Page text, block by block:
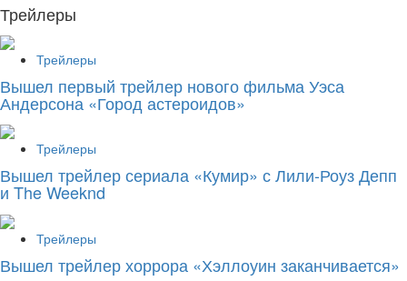
Трейлеры
Трейлеры
Вышел первый трейлер нового фильма Уэса
Андерсона «Город астероидов»
Трейлеры
Вышел трейлер сериала «Кумир» с Лили-Роуз Депп
и The Weeknd
Трейлеры
Вышел трейлер хоррора «Хэллоуин заканчивается»